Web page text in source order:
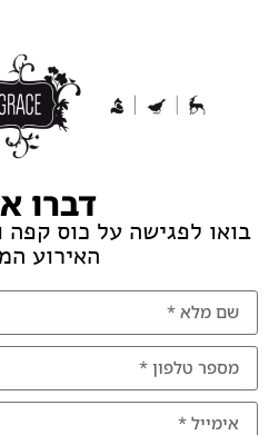
דברו
בואו לפגישה על כוס
האירוע